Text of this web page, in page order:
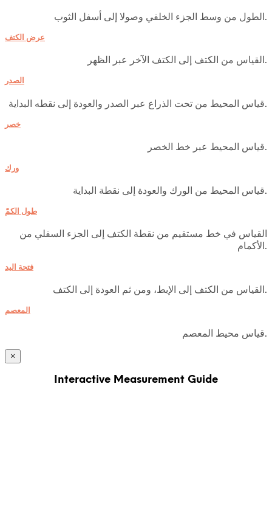
عرض الكتف
القياس من الكتف إلى الكتف الآخر عبر الظهر.
الصدر
خصر
قياس المحيط عبر خط الخصر.
ورك
قياس المحيط من الورك والعودة إلى نقطة البداية.
طول الكمّ
القياس في خط مستقيم من نقطة الكتف إلى الجزء السفلي من
الأكمام.
فتحة اليد
القياس من الكتف إلى الإبط، ومن ثم العودة إلى الكتف.
المعصم
×
Interactive Measurement Guide